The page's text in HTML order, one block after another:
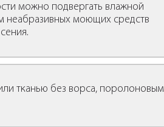
можно подвергать влажной
неабразивных моющих средств
тканью без ворса, поролоновым